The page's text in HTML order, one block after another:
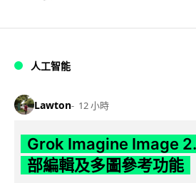
人工智能
Lawton 12 小時
Grok Imagine Image
部編輯及多圖參考功能